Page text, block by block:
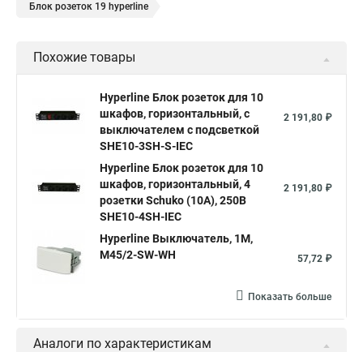
Блок розеток 19 hyperline
Похожие товары
Hyperline Блок розеток для 10
шкафов, горизонтальный, с
выключателем с подсветкой
SHE10-3SH-S-IEC
2 191,80 ₽
Hyperline Блок розеток для 10
шкафов, горизонтальный, 4
розетки Schuko (10А), 250В
SHE10-4SH-IEC
2 191,80 ₽
Hyperline Выключатель, 1М,
M45/2-SW-WH
57,72 ₽
Показать больше
Аналоги по характеристикам